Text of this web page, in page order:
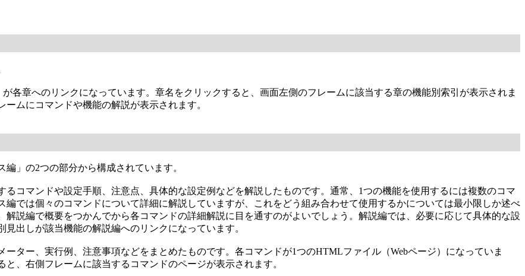
各章へのリンクになっています。章名をクリックすると、画面左側のフレームに該当する章の機能別索引が表示されま
ムにコマンドや機能の解説が表示されます。
」の2つの部分から構成されています。
コマンドや設定手順、注意点、具体的な設定例などを解説したものです。通常、1つの機能を使用するには複数のコマ
では個々のコマンドについて詳細に解説していますが、これをどう組み合わせて使用するかについては最小限しか述べ
説編で概要をつかんでから各コマンドの詳細解説に目を通すのがよいでしょう。解説編では、必要に応じて具体的な設
出しが該当機能の解説編へのリンクになっています。
ター、実行例、注意事項などをまとめたものです。各コマンドが1つのHTMLファイル（Webページ）になっていま
、右側フレームに該当するコマンドのページが表示されます。